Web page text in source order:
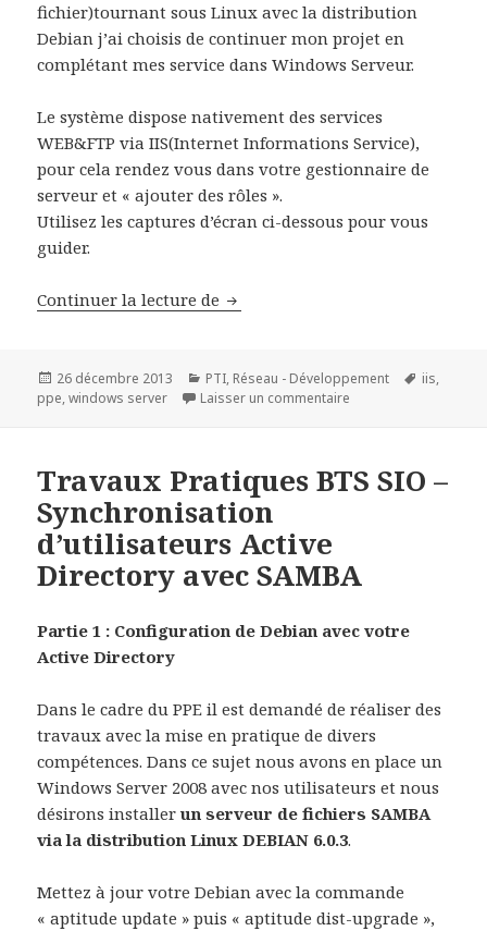
fichier)tournant sous Linux avec la distribution
Debian j’ai choisis de continuer mon projet en
complétant mes service dans Windows Serveur.
Le système dispose nativement des services
WEB&FTP via IIS(Internet Informations Service),
pour cela rendez vous dans votre gestionnaire de
serveur et « ajouter des rôles ».
Utilisez les captures d’écran ci-dessous pour vous
guider.
Continuer la lecture de Installation et présentation du
Publié
le
26 décembre 2013 Catégories
PTI, Réseau - Développement
Mots-
iis,
ppe,windows server Laisser un commentaire
Travaux Pratiques BTS SIO –
Synchronisation
d’utilisateurs Active
Directory avec SAMBA
Partie 1 : Configuration de Debian avec votre
Active Directory
Dans le cadre du PPE il est demandé de réaliser des
travaux avec la mise en pratique de divers
compétences. Dans ce sujet nous avons en place un
Windows Server 2008 avec nos utilisateurs et nous
désirons installerun serveur de fichiers SAMBA
via la distribution Linux DEBIAN 6.0.3.
Mettez à jour votre Debian avec la commande
« aptitude update » puis « aptitude dist-upgrade »,